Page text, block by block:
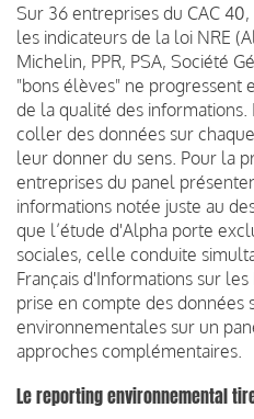
Sur 36 entreprises du CAC
les indicateurs de la loi NRE
Michelin, PPR, PSA, Société
"bons élèves" ne progressent
de la qualité des informations.
coller des données sur
leur donner du sens. Pour la
entreprises du panel
informations notée juste au
que l’étude d'Alpha porte
sociales, celle conduite
Français d'Informations sur
prise en compte des données
environnementales sur un
approches complémentaires.
Le reporting environnemental